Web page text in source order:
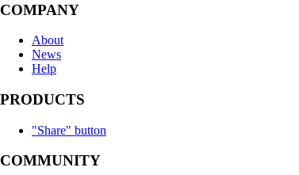
COMPANY
About
News
Help
PRODUCTS
"Share" button
COMMUNITY